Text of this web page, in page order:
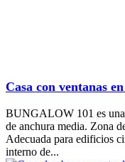
Casa con ventanas
BUNGALOW 101 es una
de anchura media. Zona
Adecuada para edificios
interno de...